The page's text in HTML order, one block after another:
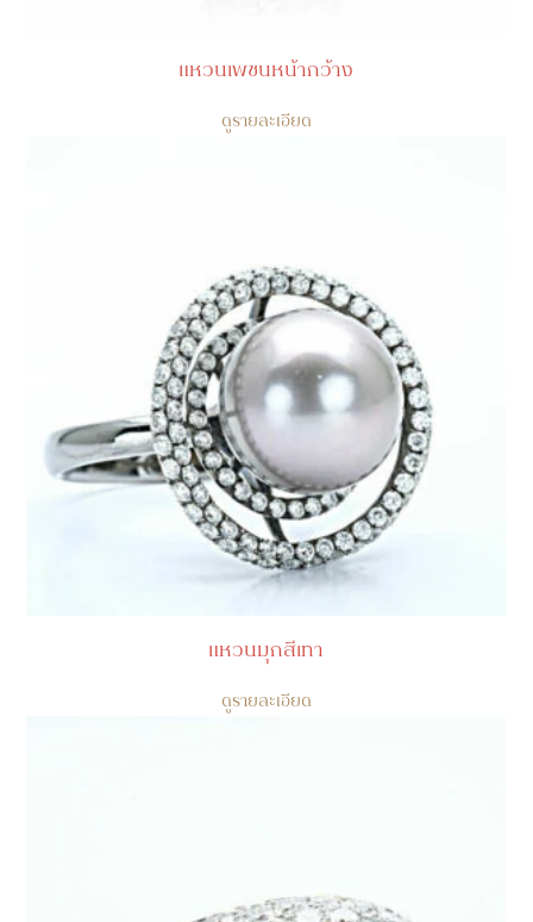
แหวนเพชนหน้ากว้าง
ดูรายละเอียด
แหวนมุกสีเทา
ดูรายละเอียด